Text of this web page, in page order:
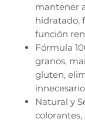
mantener
hidratado,
función
Fórmula
granos,
gluten,
Natural y
colorantes,